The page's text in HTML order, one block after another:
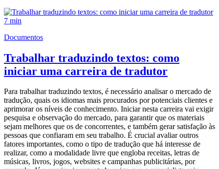
7 min
Documentos
Trabalhar traduzindo textos: como
iniciar uma carreira de tradutor
Para trabalhar traduzindo textos, é necessário analisar o mercado de
tradução, quais os idiomas mais procurados por potenciais clientes e
aprimorar os níveis de conhecimento. Iniciar nesta carreira vai exigir
pesquisa e observação do mercado, para garantir que os materiais
sejam melhores que os de concorrentes, e também gerar satisfação às
pessoas que confiaram em seu trabalho. É crucial avaliar outros
fatores importantes, como o tipo de tradução que há interesse de
realizar, como a modalidade livre que engloba receitas, letras de
músicas, livros, jogos, websites e campanhas publicitárias, por